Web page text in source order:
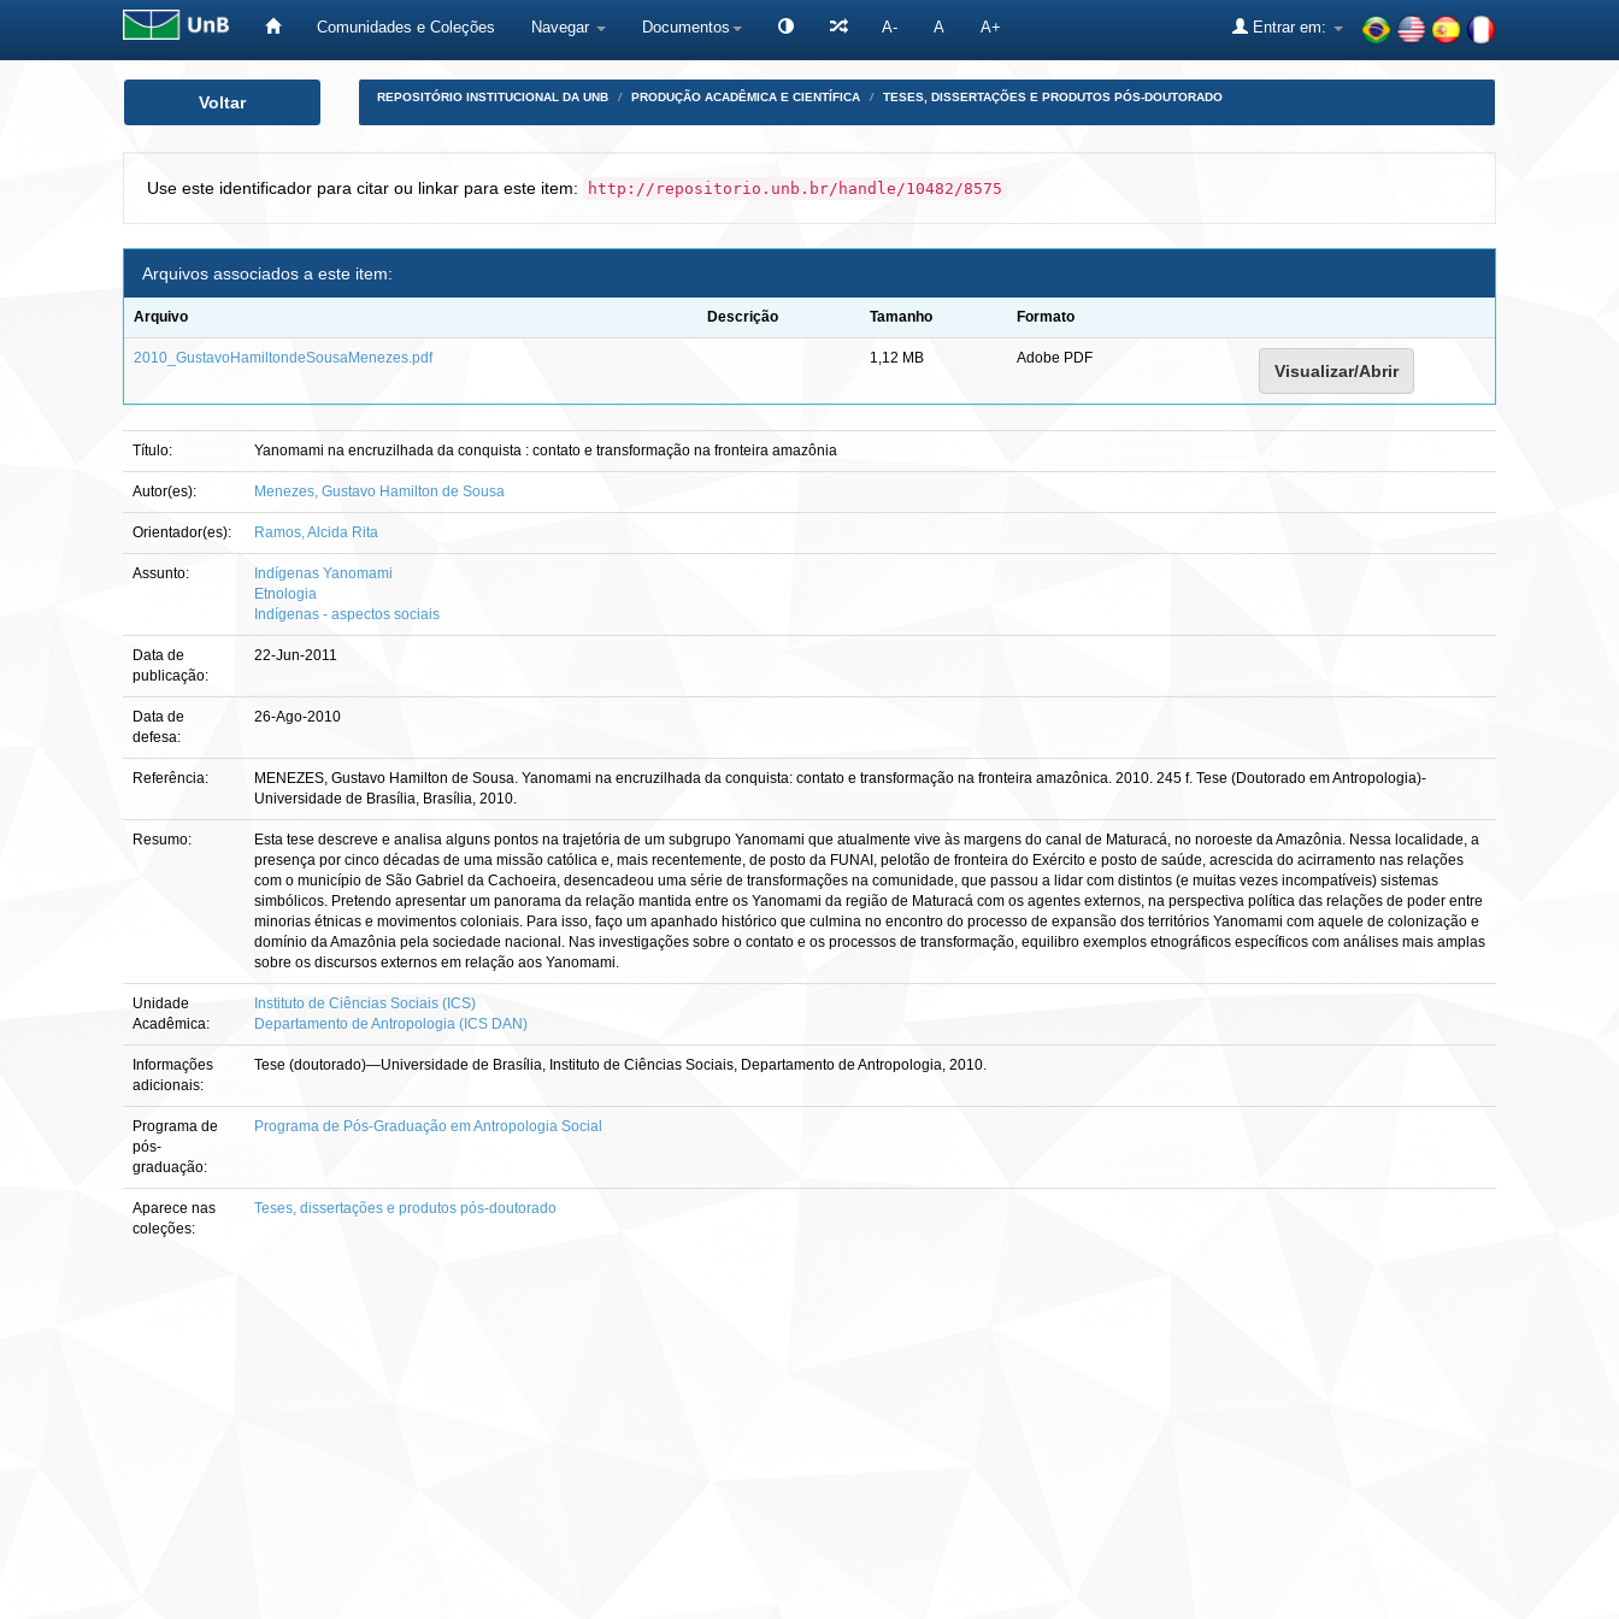
Comunidades e Coleções Navegar Documentos A- A A+ Entrar em:
Voltar REPOSITÓRIO INSTITUCIONAL DA UNB PRODUÇÃO ACADÊMICA E CIENTÍFICA TESES, DISSERTAÇÕES E PRODUTOS PÓS-DOUTORADO
Use este identificador para citar ou linkar para este item: http://repositorio.unb.br/handle/10482/8575
Arquivos associados a este item:
Arquivo Descrição Tamanho Formato
2010_GustavoHamiltondeSousaMenezes.pdf 1,12 MB Adobe PDF
Visualizar/Abrir
Título: Yanomami na encruzilhada da conquista : contato e transformação na fronteira amazônia
Autor(es): Menezes, Gustavo Hamilton de Sousa
Orientador(es): Ramos, Alcida Rita
Assunto:
Indígenas Yanomami
Etnologia
Indígenas - aspectos sociais
Data de
publicação:
22-Jun-2011
Data de
defesa:
26-Ago-2010
Referência:
MENEZES, Gustavo Hamilton de Sousa. Yanomami na encruzilhada da conquista: contato e transformação na fronteira amazônica. 2010. 245 f. Tese (Doutorado em Antropologia)-
Universidade de Brasília, Brasília, 2010.
Resumo:
Esta tese descreve e analisa alguns pontos na trajetória de um subgrupo Yanomami que atualmente vive às margens do canal de Maturacá, no noroeste da Amazônia. Nessa localidade, a
presença por cinco décadas de uma missão católica e, mais recentemente, de posto da FUNAI, pelotão de fronteira do Exército e posto de saúde, acrescida do acirramento nas relações
com o município de São Gabriel da Cachoeira, desencadeou uma série de transformações na comunidade, que passou a lidar com distintos (e muitas vezes incompatíveis) sistemas
simbólicos. Pretendo apresentar um panorama da relação mantida entre os Yanomami da região de Maturacá com os agentes externos, na perspectiva política das relações de poder entre
minorias étnicas e movimentos coloniais. Para isso, faço um apanhado histórico que culmina no encontro do processo de expansão dos territórios Yanomami com aquele de colonização e
domínio da Amazônia pela sociedade nacional. Nas investigações sobre o contato e os processos de transformação, equilibro exemplos etnográficos específicos com análises mais amplas
sobre os discursos externos em relação aos Yanomami.
Unidade
Acadêmica:
Instituto de Ciências Sociais (ICS)
Departamento de Antropologia (ICS DAN)
Informações
adicionais:
Tese (doutorado)—Universidade de Brasília, Instituto de Ciências Sociais, Departamento de Antropologia, 2010.
Programa de
pós-
graduação:
Programa de Pós-Graduação em Antropologia Social
Aparece nas
coleções:
Teses, dissertações e produtos pós-doutorado